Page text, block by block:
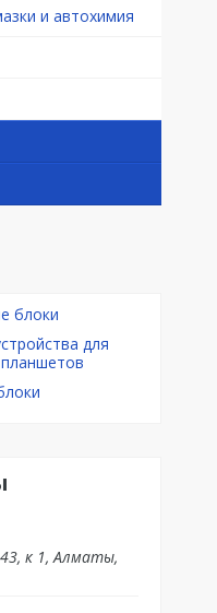
и автохимия
блоки
для
к 1, Алматы,